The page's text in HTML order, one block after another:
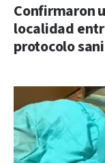
Confirmaron
localidad
protocolo